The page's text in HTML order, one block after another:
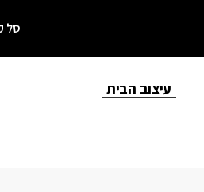
סל
עיצוב הבית